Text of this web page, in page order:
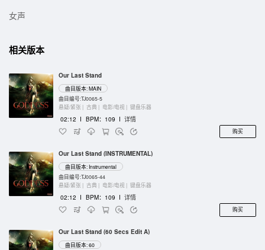
女声
相关版本
Our Last Stand
曲目版本: MAIN
曲目编号:TJ0065-5
悬疑/紧张 | 古典 | 电影/电视 | 键盘乐器
02:12 I BPM：109 I 详情
购买
Our Last Stand (INSTRUMENTAL)
曲目版本: Instrumental
曲目编号:TJ0065-44
悬疑/紧张 | 古典 | 电影/电视 | 键盘乐器
02:12 I BPM：109 I 详情
购买
Our Last Stand (60 Secs Edit A)
曲目版本: 60